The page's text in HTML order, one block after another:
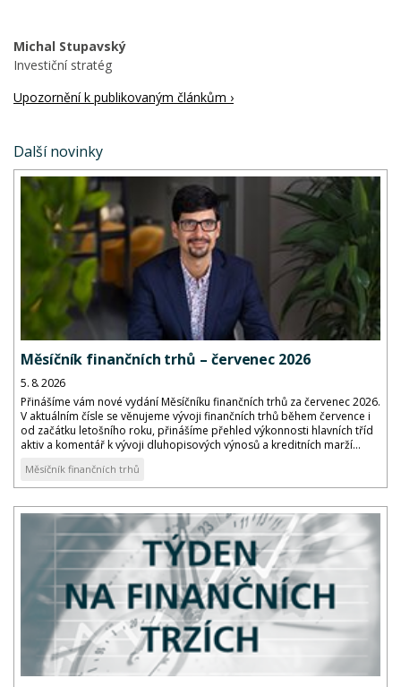
Michal Stupavský
Investiční stratég
Upozornění k publikovaným článkům ›
Další novinky
Měsíčník finančních trhů – červenec 2026
5. 8. 2026
Přinášíme vám nové vydání Měsíčníku finančních trhů za červenec 2026.
V aktuálním čísle se věnujeme vývoji finančních trhů během července i
od začátku letošního roku, přinášíme přehled výkonnosti hlavních tříd
aktiv a komentář k vývoji dluhopisových výnosů a kreditních marží...
Měsíčník finančních trhů